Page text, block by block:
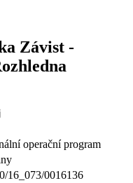
Závist -
operační program
16_073/0016136